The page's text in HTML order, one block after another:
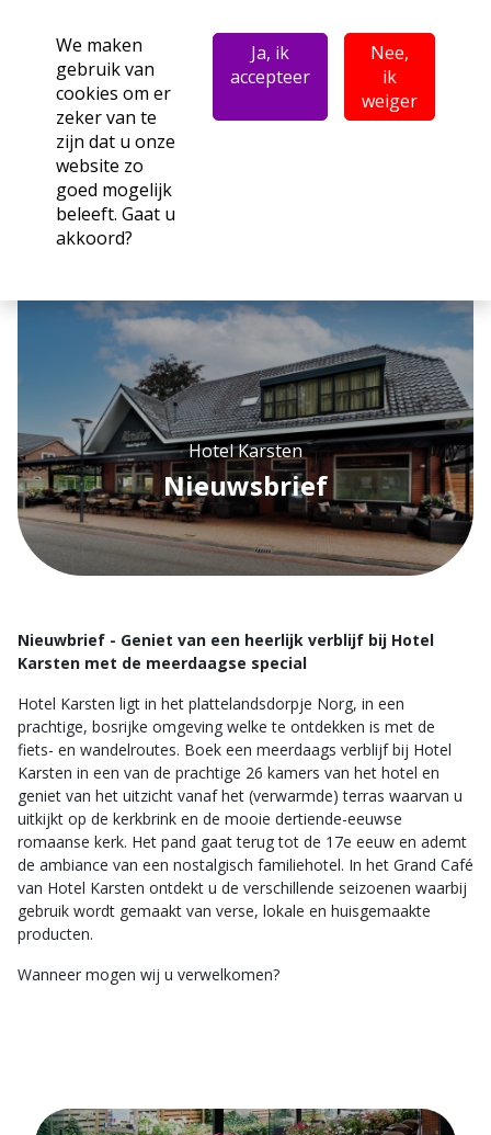
We maken
gebruik van
cookies om er
zeker van te
zijn dat u onze
website zo
goed mogelijk
beleeft. Gaat u
akkoord?
Ja, ik
accepteer
Nee,
ik
weiger
Hotel Karsten
Nieuwsbrief
Nieuwbrief - Geniet van een heerlijk verblijf bij Hotel
Karsten met de meerdaagse special
Hotel Karsten ligt in het plattelandsdorpje Norg, in een
prachtige, bosrijke omgeving welke te ontdekken is met de
fiets- en wandelroutes. Boek een meerdaags verblijf bij Hotel
Karsten in een van de prachtige 26 kamers van het hotel en
geniet van het uitzicht vanaf het (verwarmde) terras waarvan u
uitkijkt op de kerkbrink en de mooie dertiende-eeuwse
romaanse kerk. Het pand gaat terug tot de 17e eeuw en ademt
de ambiance van een nostalgisch familiehotel. In het Grand Café
van Hotel Karsten ontdekt u de verschillende seizoenen waarbij
gebruik wordt gemaakt van verse, lokale en huisgemaakte
producten.
Wanneer mogen wij u verwelkomen?